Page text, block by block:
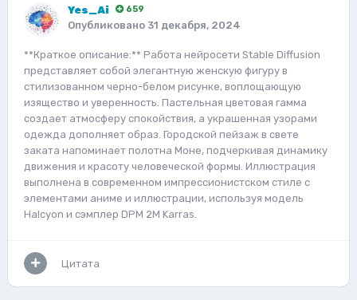
Yes_Ai 659
Опубликовано 31 декабря, 2024
**Краткое описание:** Работа нейросети Stable Diffusion
представляет собой элегантную женскую фигуру в
стилизованном черно-белом рисунке, воплощающую
изящество и уверенность. Пастельная цветовая гамма
создает атмосферу спокойствия, а украшенная узорами
одежда дополняет образ. Городской пейзаж в свете
заката напоминает полотна Моне, подчеркивая динамику
движения и красоту человеческой формы. Иллюстрация
выполнена в современном импрессионистском стиле с
элементами аниме и иллюстрации, используя модель
Halcyon и сэмплер DPM 2M Karras.
Цитата